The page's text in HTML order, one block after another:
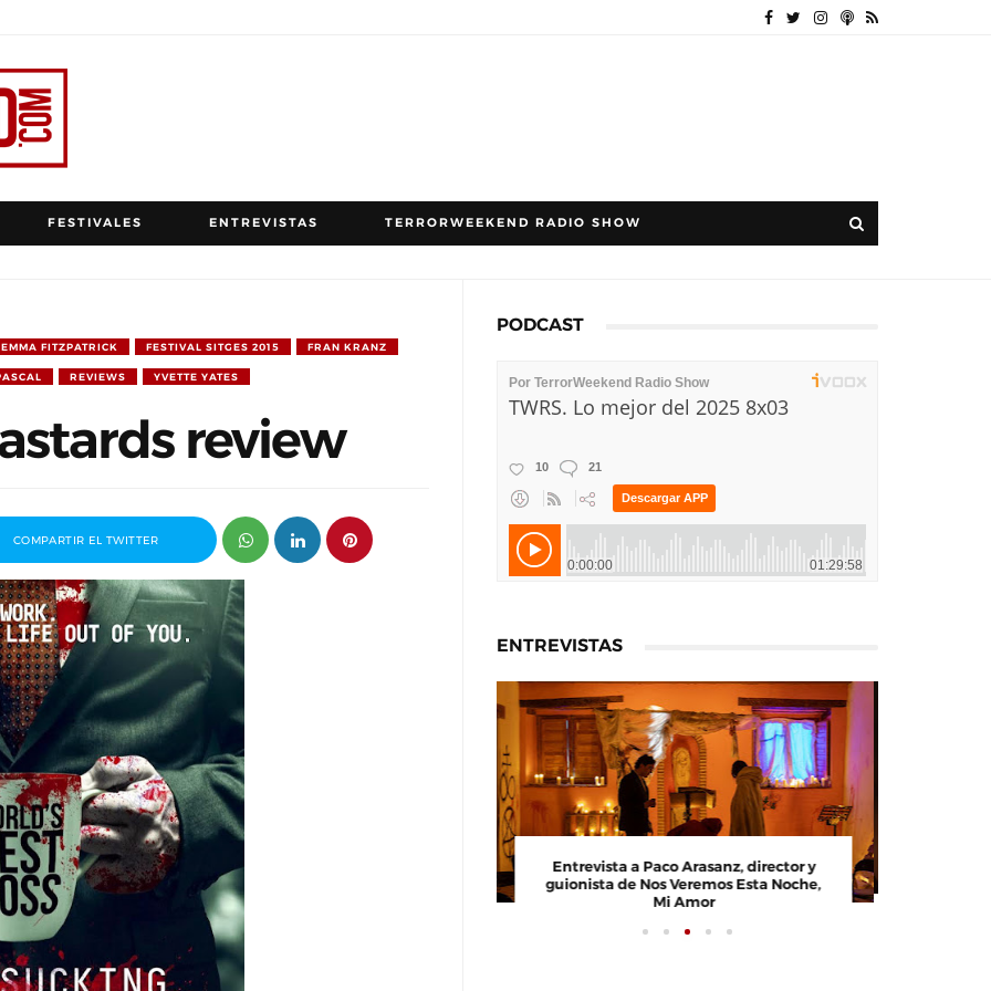
FESTIVALES ENTREVISTAS TERRORWEEKEND RADIO SHOW
EMMA FITZPATRICK FESTIVAL SITGES 2015 FRAN KRANZ
REVIEWS YVETTE YATES
review
COMPARTIR EL TWITTER
PODCAST
ENTREVISTAS
Entrevista a Paco Arasanz, director y
guionista de Nos Veremos Esta Noche,
Mi Amor
Entrevista a Javier Rueda, organizador
del Madd Film Market
2026